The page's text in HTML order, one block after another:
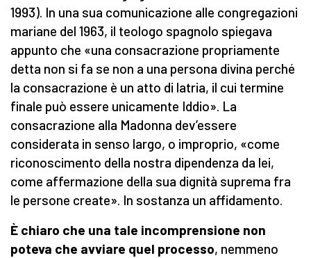
1993). In una sua comunicazione alle congregazioni
mariane del 1963, il teologo spagnolo spiegava
appunto che «una consacrazione propriamente
detta non si fa se non a una persona divina perché
la consacrazione è un atto di latria, il cui termine
finale può essere unicamente Iddio». La
consacrazione alla Madonna dev’essere
considerata in senso largo, o improprio, «come
riconoscimento della nostra dipendenza da lei,
come affermazione della sua dignità suprema fra
le persone create». In sostanza un affidamento.
È chiaro che una tale incomprensione non
poteva che avviare quel processo, nemmeno